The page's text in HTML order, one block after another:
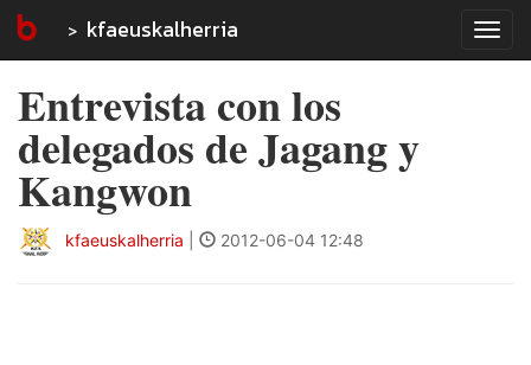
kfaeuskalherria
Entrevista con los
delegados de Jagang y
Kangwon
kfaeuskalherria 2012-06-04 12:48